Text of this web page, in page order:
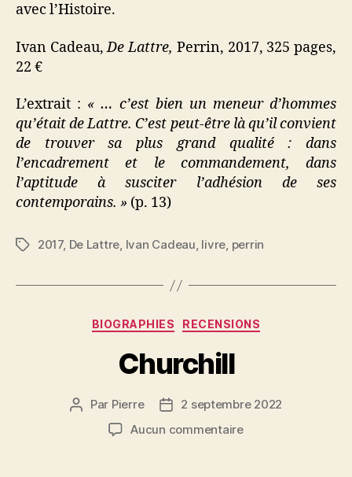
avec l’Histoire.
Ivan Cadeau,De Lattre, Perrin, 2017, 325 pages,
22 €
L’extrait : « … c’est bien un meneur d’hommes
qu’était de Lattre. C’est peut-être là qu’il convient
de trouver sa plus grand qualité : dans
l’encadrement et le commandement, dans
l’aptitude à susciter l’adhésion de ses
contemporains. » (p. 13)
Étiquettes
2017, De Lattre, Ivan Cadeau, livre, perrin
Catégories
BIOGRAPHIES RECENSIONS
Churchill
Auteur
l’article
Par Pierre
Date2 septembre 2022
Aucun commentairesur